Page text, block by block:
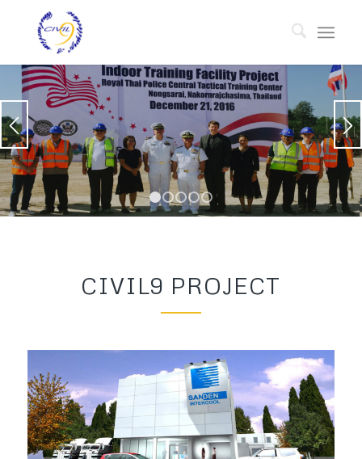
1 2 3 4 5
CIVIL9 PROJECT